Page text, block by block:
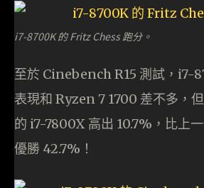
i7-8700K 的 Fritz Chess 跑分。
至於 Cinebench R15 測試，i7-
表現和 Ryzen 7 1700 差不多，
的 i7-7800X 高出 10.7%，比上
優勝 42.7%！